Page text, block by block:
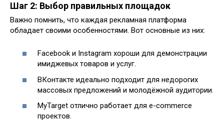
Шаг 2: Выбор правильных площадок
Важно помнить, что каждая рекламная платформа
обладает своими особенностями. Вот основные из них:
Facebook и Instagram хороши для демонстрации
имиджевых товаров и услуг.
ВКонтакте идеально подходит для недорогих
массовых предложений и молодёжной аудитории.
MyTarget отлично работает для e-commerce
проектов.